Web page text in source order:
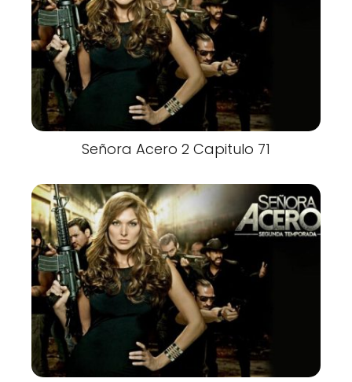
Señora Acero 2 Capitulo 71